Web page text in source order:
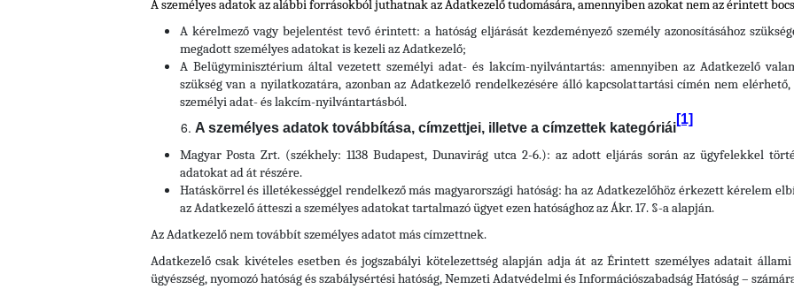
A személyes adatok az alábbi forrásokból juthatnak az Adatkezelő tudomására, amennyiben azokat nem az érintett
A kérelmező vagy bejelentést tevő érintett: a hatóság eljárását kezdeményező személy azonosításához
megadott személyes adatokat is kezeli az Adatkezelő;
A Belügyminisztérium által vezetett személyi adat- és lakcím-nyilvántartás: amennyiben az Adatkezelő
szükség van a nyilatkozatára, azonban az Adatkezelő rendelkezésére álló kapcsolattartási címén nem
személyi adat- és lakcím-nyilvántartásból.
A személyes adatok továbbítása, címzettjei, illetve a címzettek kategóriái
[1]
Magyar Posta Zrt. (székhely: 1138 Budapest, Dunavirág utca 2-6.): az adott eljárás során az ügyfelekkel
adatokat ad át részére.
Hatáskörrel és illetékességgel rendelkező más magyarországi hatóság: ha az Adatkezelőhöz érkezett kérelem
az Adatkezelő átteszi a személyes adatokat tartalmazó ügyet ezen hatósághoz az Ákr. 17. §-a alapján.
Az Adatkezelő nem továbbít személyes adatot más címzettnek.
Adatkezelő csak kivételes esetben és jogszabályi kötelezettség alapján adja át az Érintett személyes adatait
ügyészség, nyomozó hatóság és szabálysértési hatóság, Nemzeti Adatvédelmi és Információszabadság Hatóság –